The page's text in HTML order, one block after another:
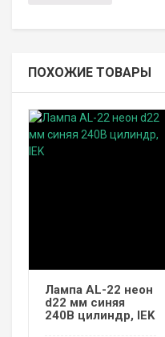
ПОХОЖИЕ ТОВАРЫ
Лампа AL-22 неон
d22 мм синяя
240В цилиндр, IEK